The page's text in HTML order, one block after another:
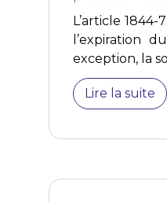
L’article
l’expiration
exception, la
Lire la suite